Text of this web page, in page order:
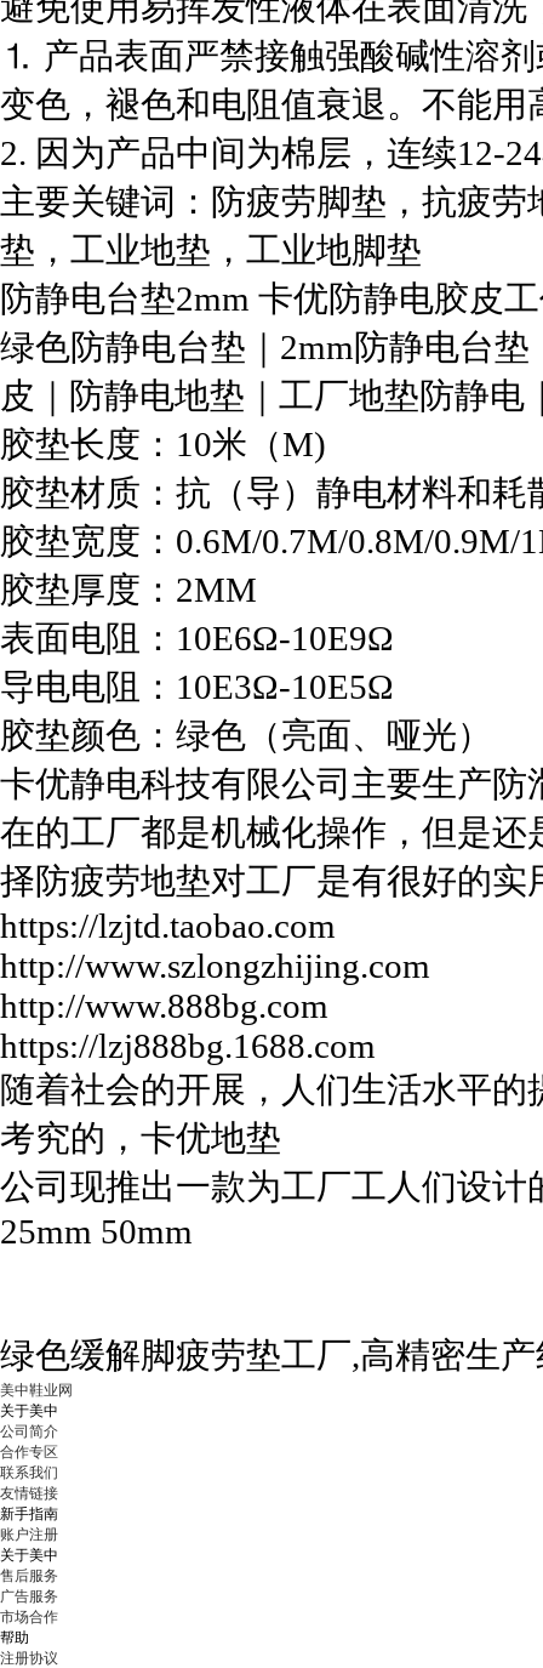
⒈ 产品表面严禁接触强酸碱性溶
变色，褪色和电阻值衰退。不能
2. 因为产品中间为棉层，连续12-
主要关键词：防疲劳脚垫，抗疲
垫，工业地垫，工业地脚垫
防静电台垫2mm 卡优防静电胶皮
绿色防静电台垫｜2mm防静电台
皮｜防静电地垫｜工厂地垫防静电
胶垫长度：10米（M)
胶垫材质：抗（导）静电材料和
胶垫宽度：0.6M/0.7M/0.8M/0.9M/
胶垫厚度：2MM
表面电阻：10E6Ω-10E9Ω
导电电阻：10E3Ω-10E5Ω
胶垫颜色：绿色（亮面、哑光）
卡优静电科技有限公司主要生产
在的工厂都是机械化操作，但是
择防疲劳地垫对工厂是有很好的实
https://lzjtd.taobao.com
http://www.szlongzhijing.com
http://www.888bg.com
https://lzj888bg.1688.com
随着社会的开展，人们生活水平
考究的，卡优地垫
公司现推出一款为工厂工人们设计
25mm 50mm
绿色缓解脚疲劳垫工厂,高精密生
美中鞋业网
关于美中
公司简介
合作专区
联系我们
友情链接
新手指南
账户注册
关于美中
售后服务
广告服务
市场合作
帮助
注册协议